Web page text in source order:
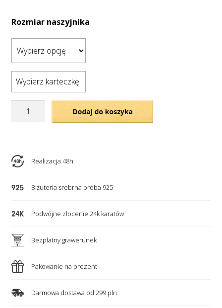
Rozmiar naszyjnika
Wybierz karteczkę
–
2
serca,
nieskończoność
Dodaj do koszyka
Realizacja 48h
Biżuteria srebrna próba 925
Podwójne złocenie 24k karatów
Bezpłatny grawerunek
Pakowanie na prezent
Darmowa dostawa od 299 pln